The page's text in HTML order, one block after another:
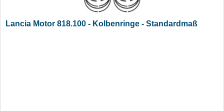
Lancia Motor 818.100 - Kolbenringe - Standardmaß